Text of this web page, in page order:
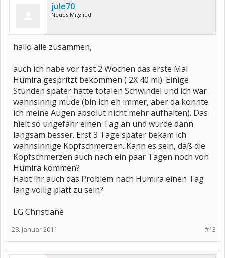
jule70
Neues Mitglied
hallo alle zusammen,
auch ich habe vor fast 2 Wochen das erste Mal
Humira gespritzt bekommen ( 2X 40 ml). Einige
Stunden später hatte totalen Schwindel und ich war
wahnsinnig müde (bin ich eh immer, aber da konnte
ich meine Augen absolut nicht mehr aufhalten). Das
hielt so ungefähr einen Tag an und wurde dann
langsam besser. Erst 3 Tage später bekam ich
wahnsinnige Kopfschmerzen. Kann es sein, daß die
Kopfschmerzen auch nach ein paar Tagen noch von
Humira kommen?
Habt ihr auch das Problem nach Humira einen Tag
lang völlig platt zu sein?
LG Christiane
#13
28. Januar 2011